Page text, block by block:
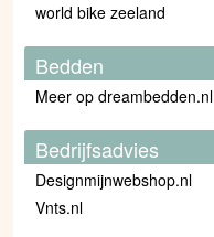
world bike zeeland
Bedden
Meer op dreambedden.nl
Bedrijfsadvies
Designmijnwebshop.nl
Vnts.nl